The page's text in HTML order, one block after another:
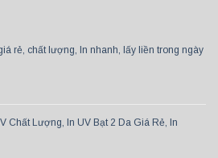
rẻ, chất lượng, In nhanh, lấy liền trong ngày
Chất Lượng, In UV Bạt 2 Da Giá Rẻ, In